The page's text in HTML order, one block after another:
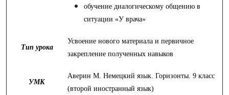
обучение диалогическому общению в
ситуации «У врача»
Тип урока
Усвоение нового материала и первичное
закрепление полученных навыков
УМК
Аверин М. Немецкий язык. Горизонты. 9 класс
(второй иностранный язык)